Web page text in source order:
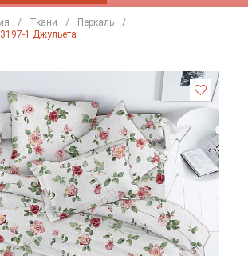
Ткани
Перкаль
1 Джульета